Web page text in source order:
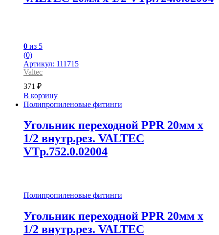
0 из 5
(0)
Артикул: 111715
Valtec
371 ₽
В корзину
Полипропиленовые фитинги
Угольник переходной PPR 20мм х
1/2 внутр.рез. VALTEC
VTp.752.0.02004
Полипропиленовые фитинги
Угольник переходной PPR 20мм х
1/2 внутр.рез. VALTEC